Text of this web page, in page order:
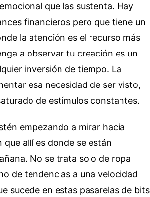
que las sustenta. Hay
financieros pero que tiene un
la atención es el recurso más
a observar tu creación es un
inversión de tiempo. La
esa necesidad de ser visto,
de estímulos constantes.
empezando a mirar hacia
allí es donde se están
No se trata solo de ropa
de tendencias a una velocidad
sucede en estas pasarelas de bits